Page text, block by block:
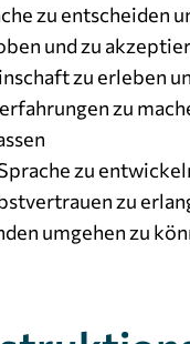
zu entscheiden
und zu
zu erleben
zu
zu
zu
umgehen zu